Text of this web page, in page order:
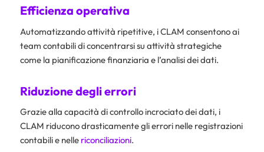
Efficienza operativa
Automatizzando attività ripetitive, i CLAM consentono ai
team contabili di concentrarsi su attività strategiche
come la pianificazione finanziaria e l’analisi dei dati.
Riduzione degli errori
Grazie alla capacità di controllo incrociato dei dati, i
CLAM riducono drasticamente gli errori nelle registrazioni
contabili e nelle riconciliazioni.